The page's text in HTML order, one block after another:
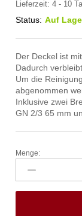
Lieferzeit:4 - 10
Status: Auf
Der Deckel ist
Dadurch
Um die
abgenommen
Inklusive zwei
GN 2/3 65 mm
Chafing
Dish
GN
2/3,
Menge: